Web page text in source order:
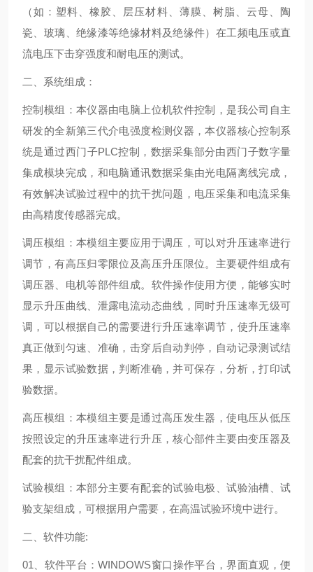
（如：塑料、橡胶、层压材料、薄膜、树脂、云母、陶
瓷、玻璃、绝缘漆等绝缘材料及绝缘件）在工频电压或直
流电压下击穿强度和耐电压的测试。
二、系统组成：
控制模组：本仪器由电脑上位机软件控制，是我公司自主
研发的全新第三代介电强度检测仪器，本仪器核心控制系
统是通过西门子PLC控制，数据采集部分由西门子数字量
集成模块完成，和电脑通讯数据采集由光电隔离线完成，
有效解决试验过程中的抗干扰问题，电压采集和电流采集
由高精度传感器完成。
调压模组：本模组主要应用于调压，可以对升压速率进行
调节，有高压归零限位及高压升压限位。主要硬件组成有
调压器、电机等部件组成。软件操作使用方便，能够实时
显示升压曲线、泄露电流动态曲线，同时升压速率无级可
调，可以根据自己的需要进行升压速率调节，使升压速率
真正做到匀速、准确，击穿后自动判停，自动记录测试结
果，显示试验数据，判断准确，并可保存，分析，打印试
验数据。
高压模组：本模组主要是通过高压发生器，使电压从低压
按照设定的升压速率进行升压，核心部件主要由变压器及
配套的抗干扰配件组成。
试验模组：本部分主要有配套的试验电极、试验油槽、试
验支架组成，可根据用户需要，在高温试验环境中进行。
二、软件功能:
01、软件平台：WINDOWS窗口操作平台，界面直观，便